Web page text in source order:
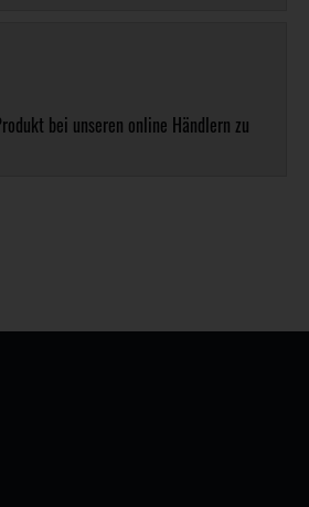
bei unseren online Händlern zu